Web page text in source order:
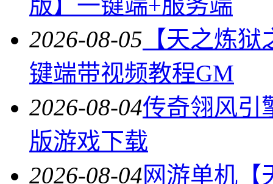
2026-08-05 【天之炼
键端带视频教程GM
2026-08-04传奇翎风引
版游戏下载
2026-08-04网游单机【